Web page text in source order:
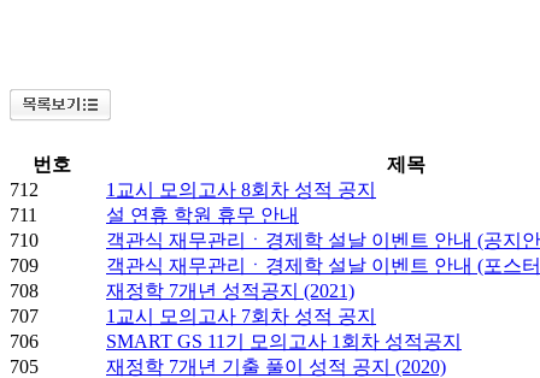
번호
제목
712
1교시 모의고사 8회차 성적 공지
711
설 연휴 학원 휴무 안내
710
객관식 재무관리ㆍ경제학 설날 이벤트 안내 (공지
709
객관식 재무관리ㆍ경제학 설날 이벤트 안내 (포스
708
재정학 7개년 성적공지 (2021)
707
1교시 모의고사 7회차 성적 공지
706
SMART GS 11기 모의고사 1회차 성적공지
705
재정학 7개년 기출 풀이 성적 공지 (2020)